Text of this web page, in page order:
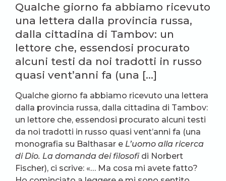
Qualche giorno fa abbiamo ricevuto
una lettera dalla provincia russa,
dalla cittadina di Tambov: un
lettore che, essendosi procurato
alcuni testi da noi tradotti in russo
quasi vent’anni fa (una […]
Qualche giorno fa abbiamo ricevuto una lettera
dalla provincia russa, dalla cittadina di Tambov:
un lettore che, essendosi procurato alcuni testi
da noi tradotti in russo quasi vent’anni fa (una
monografia su Balthasar e L’uomo alla ricerca
di Dio. La domanda dei filosofidi Norbert
Fischer), ci scrive: «… Ma cosa mi avete fatto?